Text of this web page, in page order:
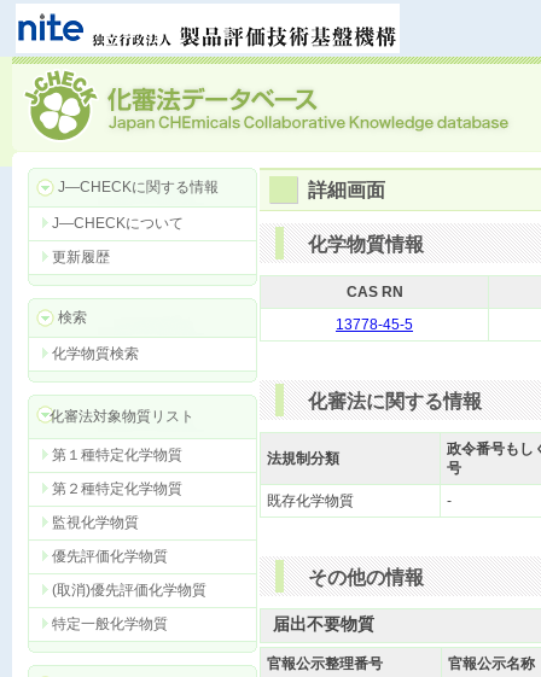
J―CHECKに関する情報
J―CHECKについて
更新履歴
検索
化学物質検索
化審法対象物質リスト
第１種特定化学物質
第２種特定化学物質
監視化学物質
優先評価化学物質
(取消)優先評価化学物質
特定一般化学物質
詳細画面
化学物質情報
CAS RN
13778-45-5
化審法に関する情報
法規制分類
政令番号もし
号
既存化学物質
-
その他の情報
届出不要物質
官報公示整理番号
官報公示名称